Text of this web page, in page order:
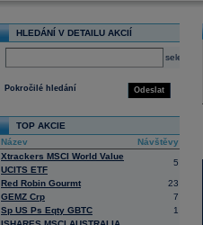
HLEDÁNÍ V DETAILU AKCIÍ
select
Odeslat
Pokročilé hledání
TOP AKCIE
Název
Návštěvy
Xtrackers MSCI World Value
UCITS ETF
5
Red Robin Gourmt
23
GEMZ Crp
7
Sp US Ps Eqty GBTC
1